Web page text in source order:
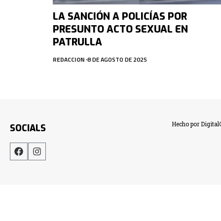
LA SANCIÓN A POLICÍAS POR
PRESUNTO ACTO SEXUAL EN
PATRULLA
REDACCION 8 DE AGOSTO DE 2025
SOCIALS Hecho por